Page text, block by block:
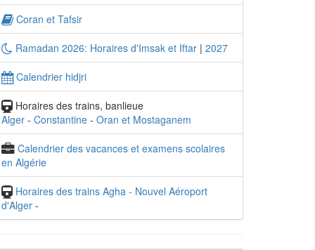
Coran et Tafsir
Ramadan 2026: Horaires d'Imsak et Iftar | 2027
Calendrier hidjri
Horaires des trains, banlieue
Alger - Constantine - Oran et Mostaganem
Calendrier des vacances et examens scolaires
en Algérie
Horaires des trains Agha - Nouvel Aéroport
d'Alger -